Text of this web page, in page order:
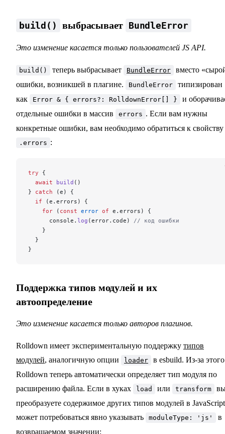
build() выбрасывает BundleError
Это изменение касается только пользователей JS API.
build() теперь выбрасывает BundleError
вместо
ошибки, возникшей в плагине.
BundleError
типизирован
как
Error & { errors?: RolldownError[] }
и
отдельные ошибки в массив
errors . Если вам нужны
конкретные ошибки, вам необходимо обратиться к свойству
.errors :
try {
  await
build ()
} catch (e) {
  if
(e.errors) {
    for
( const error of e.errors) {
      console.
log (error.code) // код ошибки
    }
  }
}
Поддержка типов модулей и их
автоопределение
Это изменение касается только авторов плагинов.
Rolldown имеет экспериментальную поддержку типов
модулей, аналогичную опции loader
в esbuild. Из-за этого
Rolldown теперь автоматически определяет тип модуля по
расширению файла. Если в хуках
load или transform
преобразуете содержимое других типов модулей в
может потребоваться явно указывать
moduleType: 'js'
в
возвращаемом значении: